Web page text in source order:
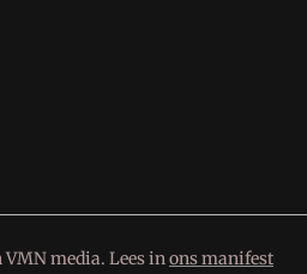
media. Lees inons manifest